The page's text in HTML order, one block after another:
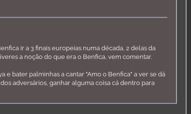
ir a 3 finais europeias numa década, 2 delas da
a noção do que era o Benfica, vem comentar.
e bater palminhas a cantar "Amo o Benfica" a ver se dá
adversários, ganhar alguma coisa cá dentro para